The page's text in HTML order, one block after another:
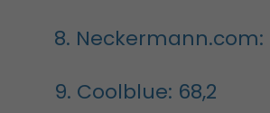
8. Neckermann.com:
9. Coolblue: 68,2